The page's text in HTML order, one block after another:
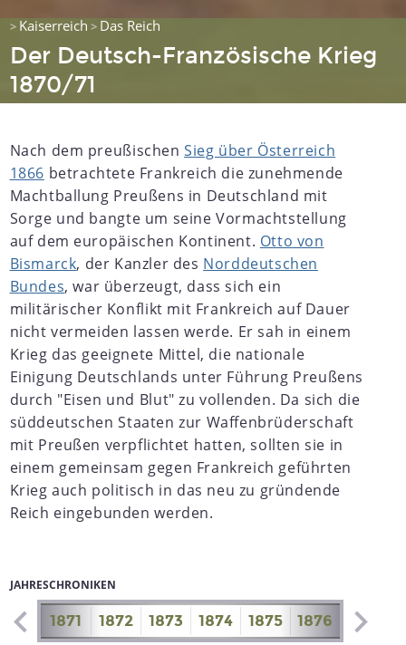
> Kaiserreich > Das Reich
Der Deutsch-Französische Krieg
1870/71
Nach dem preußischenSieg über Österreich
1866 betrachtete Frankreich die zunehmende
Machtballung Preußens in Deutschland mit
Sorge und bangte um seine Vormachtstellung
auf dem europäischen Kontinent. Otto von
Bismarck, der Kanzler des Norddeutschen
Bundes, war überzeugt, dass sich ein
militärischer Konflikt mit Frankreich auf Dauer
nicht vermeiden lassen werde. Er sah in einem
Krieg das geeignete Mittel, die nationale
Einigung Deutschlands unter Führung Preußens
durch "Eisen und Blut" zu vollenden. Da sich die
süddeutschen Staaten zur Waffenbrüderschaft
mit Preußen verpflichtet hatten, sollten sie in
einem gemeinsam gegen Frankreich geführten
Krieg auch politisch in das neu zu gründende
Reich eingebunden werden.
JAHRESCHRONIKEN
1871 1872 1873 1874 1875 1876 1877